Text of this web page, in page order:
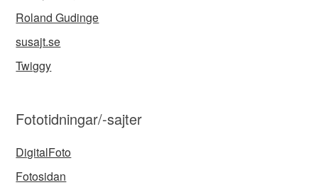
Roland Gudinge
susajt.se
Twiggy
Fototidningar/-sajter
DigitalFoto
Fotosidan